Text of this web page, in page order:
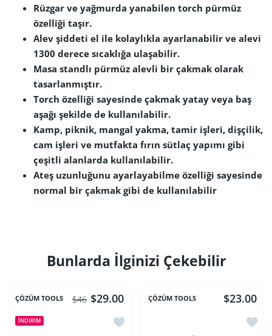
Rüzgar ve yağmurda yanabilen torch pürmüz
özelliği taşır.
Alev şiddeti el ile kolaylıkla ayarlanabilir ve alevi
1300 derece sıcaklığa ulaşabilir.
Masa standlı pürmüz alevli bir çakmak olarak
tasarlanmıştır.
Torch özelliği sayesinde çakmak yatay veya baş
aşağı şekilde de kullanılabilir.
Kamp, piknik, mangal yakma, tamir işleri, dişçilik,
cam işleri ve mutfakta fırın sütlaç yapımı gibi
çeşitli alanlarda kullanılabilir.
Ateş uzunluğunu ayarlayabilme özelliği sayesinde
normal bir çakmak gibi de kullanılabilir​
Bunlarda İlginizi Çekebilir
ÇÖZÜM TOOLS $29.00
$46
İNDIRIM
İstek listesine ekle MT 3040 Şalümo
ÇÖZÜM TOOLS $23.00
İstek